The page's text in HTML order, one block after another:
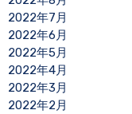
2022年7月
2022年6月
2022年5月
2022年4月
2022年3月
2022年2月